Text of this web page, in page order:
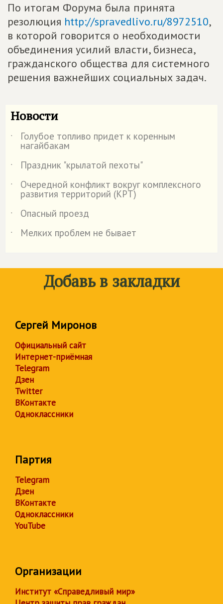
По итогам Форума была принята
резолюция http://spravedlivo.ru/8972510,
в которой говорится о необходимости
объединения усилий власти, бизнеса,
гражданского общества для системного
решения важнейших социальных задач.
Новости
˙ Голубое топливо придет к коренным
нагайбакам
˙
Праздник "крылатой пехоты"
˙
Очередной конфликт вокруг комплексного
развития территорий (КРТ)
˙
Опасный проезд
˙
Мелких проблем не бывает
Добавь в закладки
Сергей Миронов
Официальный сайт
Интернет-приёмная
Telegram
Дзен
Twitter
ВКонтакте
Одноклассники
Партия
Telegram
Дзен
ВКонтакте
Одноклассники
YouTube
Организации
Институт «Справедливый мир»